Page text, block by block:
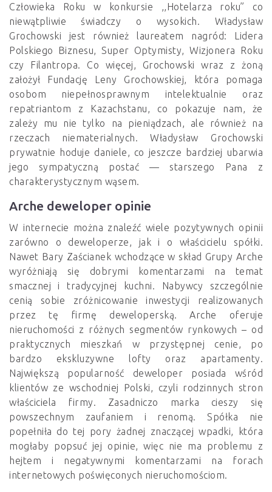
Człowieka Roku w konkursie ,,Hotelarza roku” co
niewątpliwie świadczy o wysokich. Władysław
Grochowski jest również laureatem nagród: Lidera
Polskiego Biznesu, Super Optymisty, Wizjonera Roku
czy Filantropa. Co więcej, Grochowski wraz z żoną
założył Fundację Leny Grochowskiej, która pomaga
osobom niepełnosprawnym intelektualnie oraz
repatriantom z Kazachstanu, co pokazuje nam, że
zależy mu nie tylko na pieniądzach, ale również na
rzeczach niematerialnych. Władysław Grochowski
prywatnie hoduje daniele, co jeszcze bardziej ubarwia
jego sympatyczną postać — starszego Pana z
charakterystycznym wąsem.
Arche deweloper opinie
W internecie można znaleźć wiele pozytywnych opinii
zarówno o deweloperze, jak i o właścicielu spółki.
Nawet Bary Zaścianek wchodzące w skład Grupy Arche
wyróżniają się dobrymi komentarzami na temat
smacznej i tradycyjnej kuchni. Nabywcy szczególnie
cenią sobie zróżnicowanie inwestycji realizowanych
przez tę firmę deweloperską. Arche oferuje
nieruchomości z różnych segmentów rynkowych – od
praktycznych mieszkań w przystępnej cenie, po
bardzo ekskluzywne lofty oraz apartamenty.
Największą popularność deweloper posiada wśród
klientów ze wschodniej Polski, czyli rodzinnych stron
właściciela firmy. Zasadniczo marka cieszy się
powszechnym zaufaniem i renomą. Spółka nie
popełniła do tej pory żadnej znaczącej wpadki, która
mogłaby popsuć jej opinie, więc nie ma problemu z
hejtem i negatywnymi komentarzami na forach
internetowych poświęconych nieruchomościom.